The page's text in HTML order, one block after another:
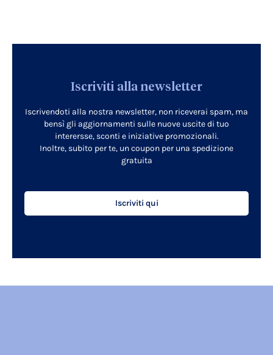
Iscriviti alla newsletter
Iscrivendoti alla nostra newsletter, non riceverai spam, ma
bensì gli aggiornamenti sulle nuove uscite di tuo
interersse, sconti e iniziative promozionali.
Inoltre, subito per te, un coupon per una spedizione
gratuita
Iscriviti qui